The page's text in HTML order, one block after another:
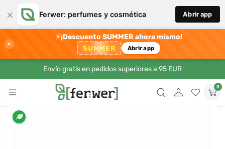
× Ferwer: perfumes y cosmética Abrir app
×
⚡¡Descuento SUMMER ahora mismo!
SUMMER Abrir app
Envío gratis en pedidos superiores a 95 EUR
0